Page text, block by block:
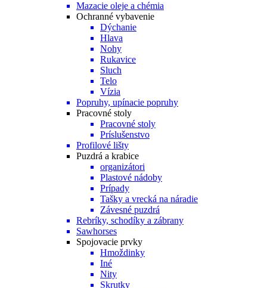
Mazacie oleje a chémia
Ochranné vybavenie
Dýchanie
Hlava
Nohy
Rukavice
Sluch
Telo
Vízia
Popruhy, upínacie popruhy
Pracovné stoly
Pracovné stoly
Príslušenstvo
Profilové lišty
Puzdrá a krabice
organizátori
Plastové nádoby
Prípady
Tašky a vrecká na náradie
Závesné puzdrá
Rebríky, schodíky a zábrany
Sawhorses
Spojovacie prvky
Hmoždinky
Iné
Nity
Skrutky